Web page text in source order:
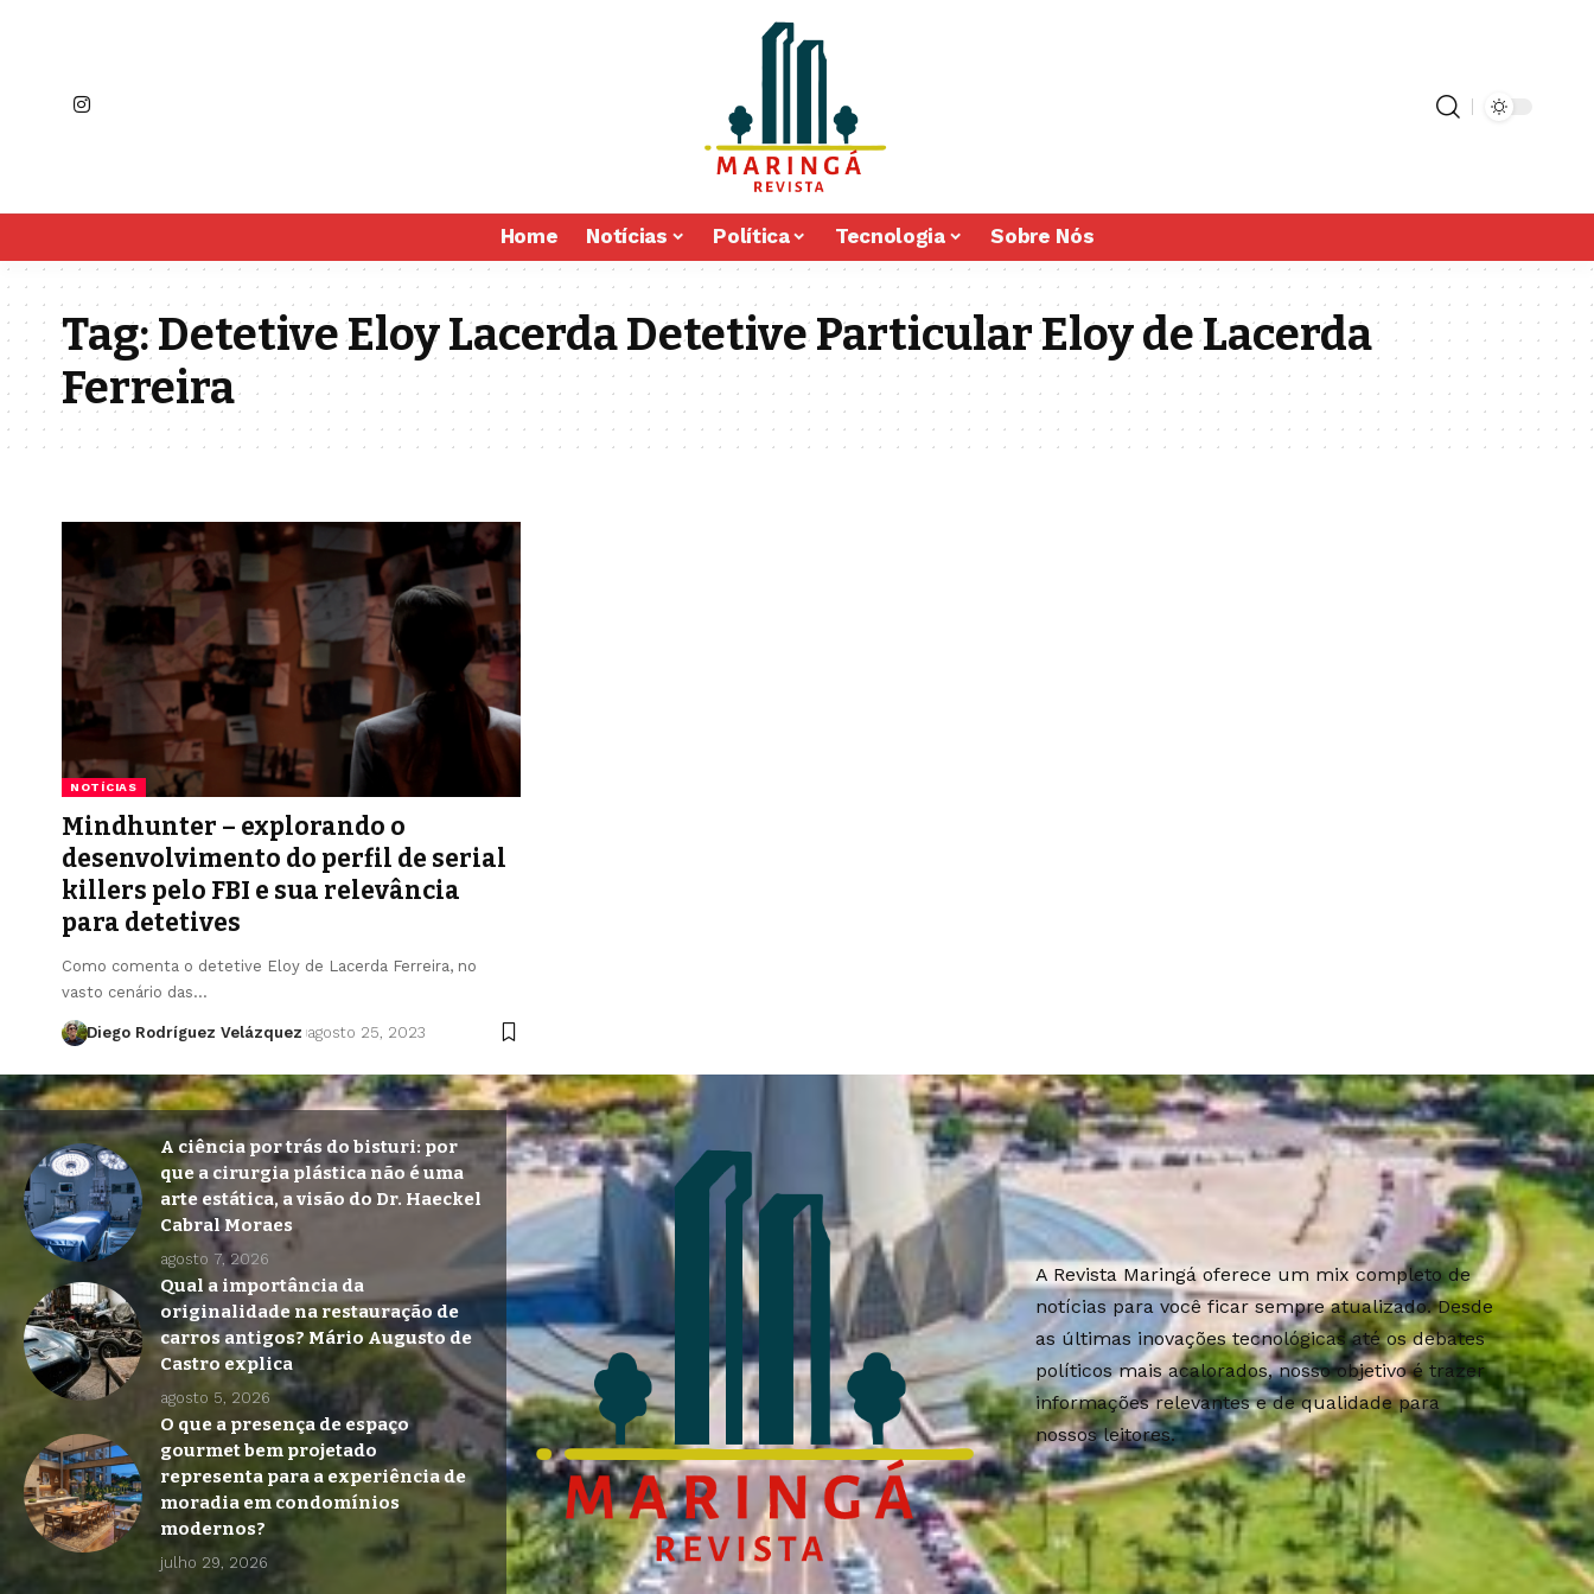
Home Notícias Política Tecnologia Sobre Nós
Tag:Detetive Eloy Lacerda Detetive Particular Eloy de Lacerda
Ferreira
NOTÍCIAS
Mindhunter – explorando o
desenvolvimento do perfil de serial
killers pelo FBI e sua relevância
para detetives
Como comenta o detetive Eloy de Lacerda Ferreira, no
vasto cenário das…
Diego Rodríguez Velázquez agosto 25, 2023
A ciência por trás do bisturi: por
que a cirurgia plástica não é uma
arte estática, a visão do Dr. Haeckel
Cabral Moraes
agosto 7, 2026
Qual a importância da
originalidade na restauração de
carros antigos? Mário Augusto de
Castro explica
agosto 5, 2026
O que a presença de espaço
gourmet bem projetado
representa para a experiência de
moradia em condomínios
modernos?
julho 29, 2026
A Revista Maringá oferece um mix completo de
notícias para você ficar sempre atualizado. Desde
as últimas inovações tecnológicas até os debates
políticos mais acalorados, nosso objetivo é trazer
informações relevantes e de qualidade para
nossos leitores.